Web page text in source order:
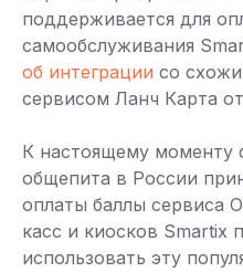
поддерживается для
самообслуживания
об интеграции со
сервисом Ланч Карта
К настоящему моменту
общепита в России
оплаты баллы сервиса
касс и киосков Smartix
использовать эту